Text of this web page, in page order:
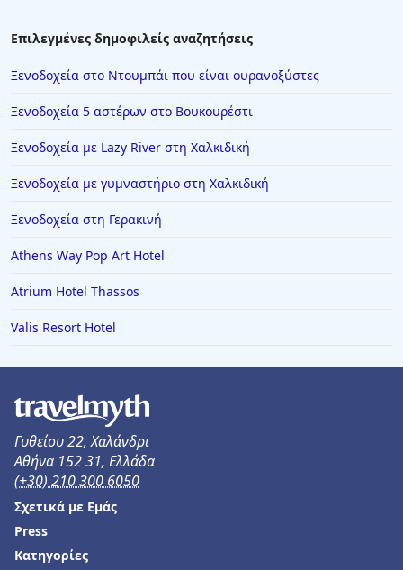
Επιλεγμένες δημοφιλείς αναζητήσεις
Ξενοδοχεία στο Ντουμπάι που είναι ουρανοξύστες
Ξενοδοχεία 5 αστέρων στο Βουκουρέστι
Ξενοδοχεία με Lazy River στη Χαλκιδική
Ξενοδοχεία με γυμναστήριο στη Χαλκιδική
Ξενοδοχεία στη Γερακινή
Athens Way Pop Art Hotel
Atrium Hotel Thassos
Valis Resort Hotel
Γυθείου 22, Χαλάνδρι
Αθήνα 152 31, Ελλάδα
(+30) 210 300 6050
Σχετικά με Εμάς
Press
Κατηγορίες